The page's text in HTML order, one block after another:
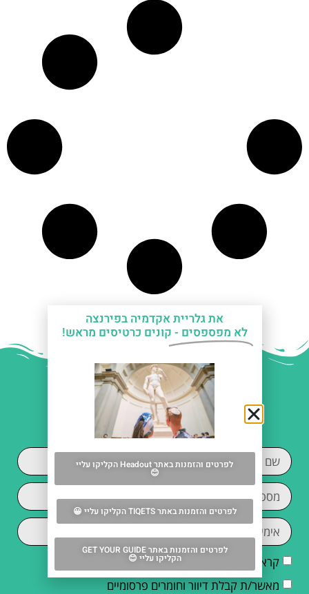
עזרה עם תכנון החופשה
בפירנצה?
קראתי והסכמתי ל
מדיניות הפרטיות
מאשר/ת קבלת דיוור וחומרים פרסומיים
את גלריית אקדמיה בפירנצה
לא מפספסים - קונים כרטיסים מראש!
לפרטים והזמנות באתר Headout הקליקו עליי
😊
לפרטים והזמנות באתר TIQETS הקליקו עליי 😀
לפרטים והזמנות באתר GET YOUR GUIDE
הקליקו עליי 😊